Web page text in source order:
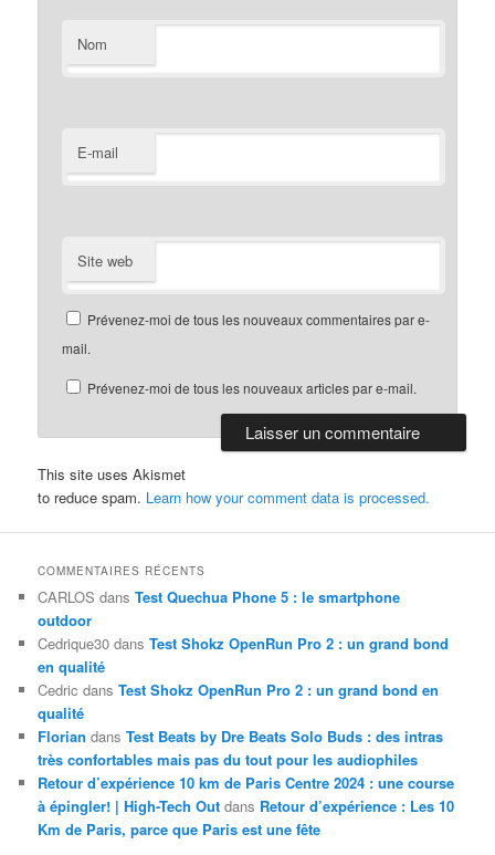
Nom
E-mail
Site web
Prévenez-moi de tous les nouveaux commentaires par e-
mail.
Prévenez-moi de tous les nouveaux articles par e-mail.
This site uses Akismet
to reduce spam. Learn how your comment data is processed.
COMMENTAIRES RÉCENTS
CARLOS dansTest Quechua Phone 5 : le smartphone
outdoor
Cedrique30 dansTest Shokz OpenRun Pro 2 : un grand bond
en qualité
Cedric dansTest Shokz OpenRun Pro 2 : un grand bond en
qualité
Florian dansTest Beats by Dre Beats Solo Buds : des intras
très confortables mais pas du tout pour les audiophiles
Retour d’expérience 10 km de Paris Centre 2024 : une course
à épingler! | High-Tech Out dans Retour d’expérience : Les 10
Km de Paris, parce que Paris est une fête